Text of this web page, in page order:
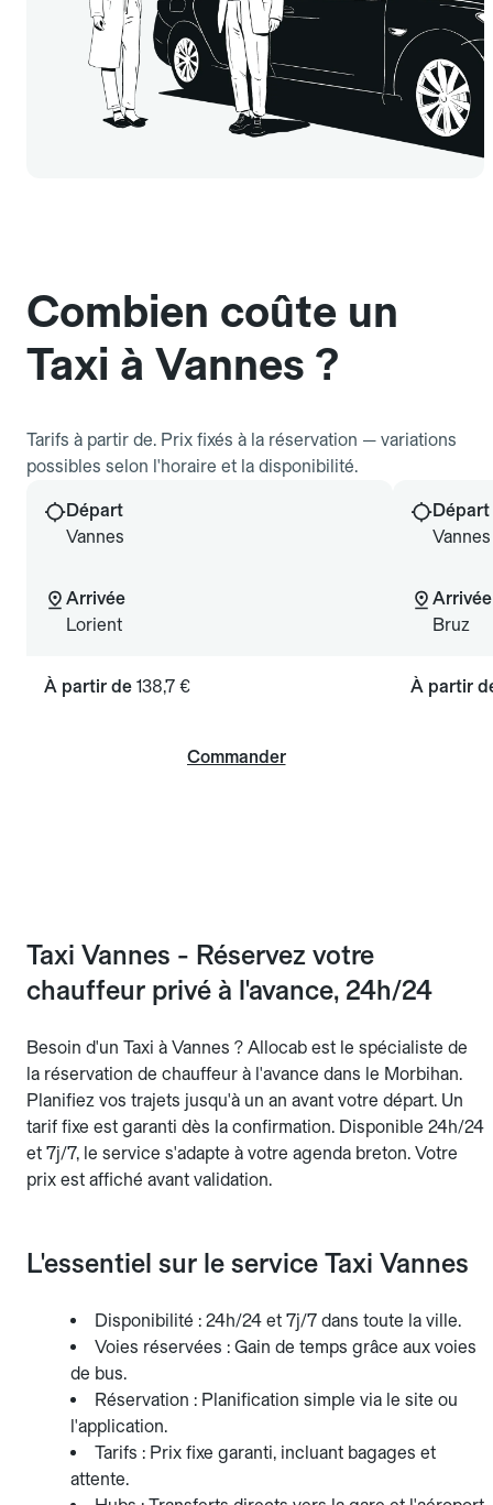
Combien coûte un
Taxi à Vannes ?
Tarifs à partir de. Prix fixés à la réservation — variations
possibles selon l'horaire et la disponibilité.
Départ
Vannes
Arrivée
Lorient
À partir de 138,7 €
Commander
Départ
Vannes
Arrivée
Bruz
À partir
Taxi Vannes - Réservez votre
chauffeur privé à l'avance, 24h/24
Besoin d'un Taxi à Vannes ? Allocab est le spécialiste de
la réservation de chauffeur à l'avance dans le Morbihan.
Planifiez vos trajets jusqu'à un an avant votre départ. Un
tarif fixe est garanti dès la confirmation. Disponible 24h/24
et 7j/7, le service s'adapte à votre agenda breton. Votre
prix est affiché avant validation.
L'essentiel sur le service Taxi Vannes
Disponibilité : 24h/24 et 7j/7 dans toute la ville.
Voies réservées : Gain de temps grâce aux voies
de bus.
Réservation : Planification simple via le site ou
l'application.
Tarifs : Prix fixe garanti, incluant bagages et
attente.